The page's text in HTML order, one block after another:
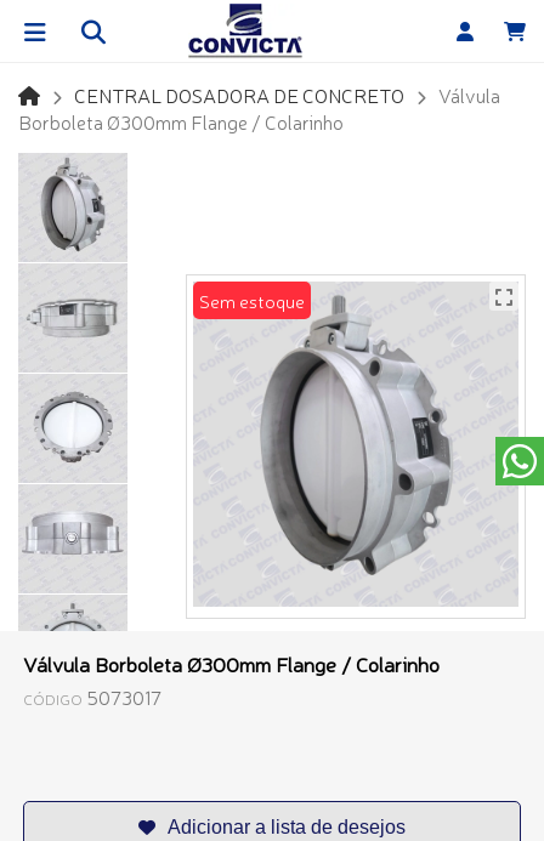
CENTRAL DOSADORA DE CONCRETO
Válvula
Borboleta Ø300mm Flange / Colarinho
Sem estoque
Válvula Borboleta Ø300mm Flange / Colarinho
CÓDIGO 5073017